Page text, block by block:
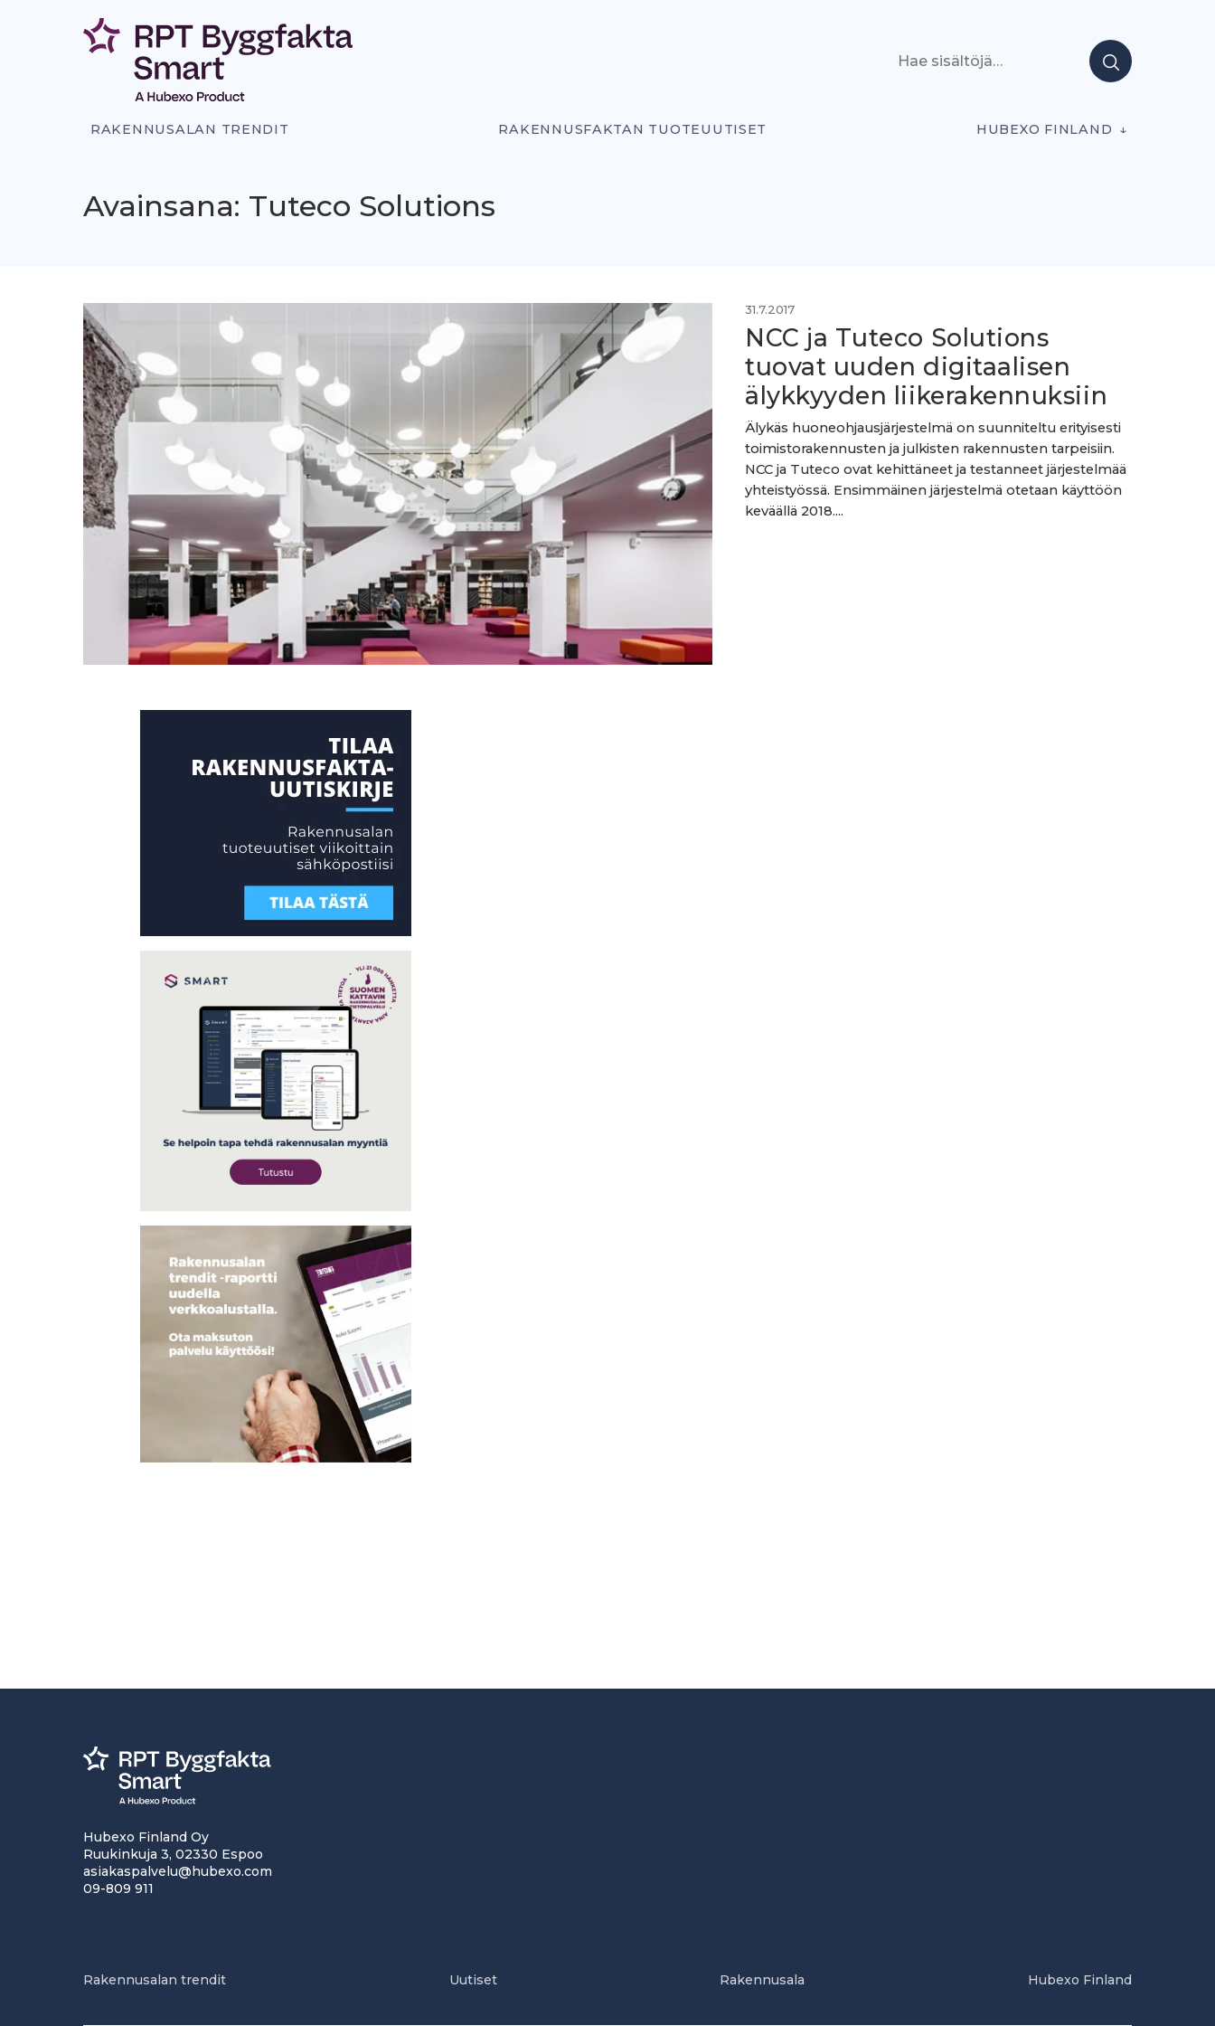
RAKENNUSALAN TRENDIT RAKENNUSFAKTAN TUOTEUUTISET HUBEXO FINLAND
Avainsana: Tuteco Solutions
31.7.2017
NCC ja Tuteco Solutions
tuovat uuden digitaalisen
älykkyyden liikerakennuksiin
Älykäs huoneohjausjärjestelmä on suunniteltu erityisesti
toimistorakennusten ja julkisten rakennusten tarpeisiin.
NCC ja Tuteco ovat kehittäneet ja testanneet järjestelmää
yhteistyössä. Ensimmäinen järjestelmä otetaan käyttöön
keväällä 2018....
Hubexo Finland Oy
Ruukinkuja 3, 02330 Espoo
asiakaspalvelu@hubexo.com
09-809 911
Rakennusalan trendit Uutiset Rakennusala Hubexo Finland